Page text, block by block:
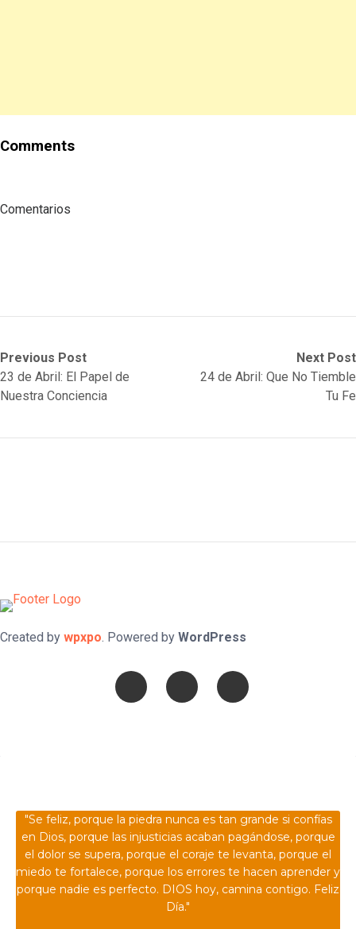
Comments
Comentarios
Post
navigation
Previous Post
Previous
post:
23 de Abril: El Papel de
Nuestra Conciencia
Next Post
Next
post:
24 de Abril: Que No Tiemble
Tu Fe
Created by wpxpo. Powered by WordPress
"Se feliz, porque la piedra nunca es tan grande si confías
en Dios, porque las injusticias acaban pagándose, porque
el dolor se supera, porque el coraje te levanta, porque el
miedo te fortalece, porque los errores te hacen aprender y
porque nadie es perfecto. DIOS hoy, camina contigo. Feliz
Día."